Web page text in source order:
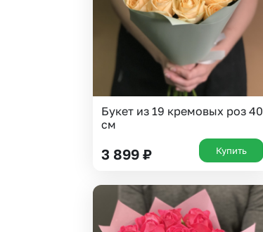
Букет из 19 кремовых роз 40
см
3 899 ₽ Купить